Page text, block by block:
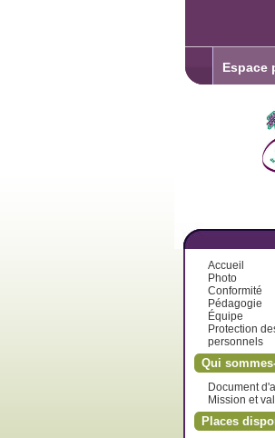
Espace
Accueil
Photo
Conformité
Pédagogie
Équipe
Protection
personnels
Qui
Document
Mission et
Places